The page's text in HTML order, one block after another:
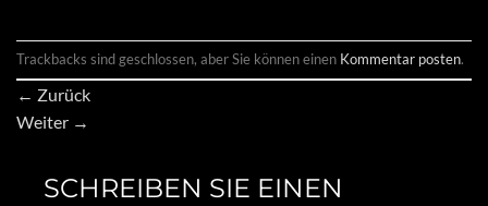
Trackbacks sind geschlossen, aber Sie können einen Kommentar posten.
← Zurück
Weiter →
SCHREIBEN SIE EINEN